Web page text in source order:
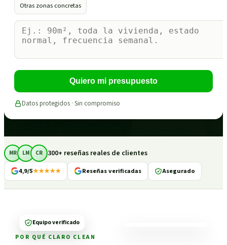
Otras zonas concretas
Quiero mi presupuesto
Datos protegidos · Sin compromiso
MR LM CR 300+ reseñas reales de clientes
4,9/5★★★★★ Reseñas verificadas Asegurado
POR QUÉ CLARO CLEAN
Equipo verificado